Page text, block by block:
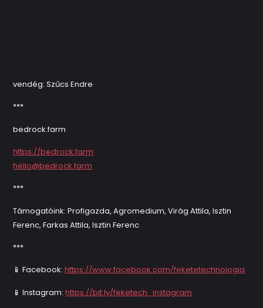
vendég: Szűcs Endre
***
bedrock.farm
https://bedrock.farm
hello@bedrock.farm
***
Támogatóink: Profigazda, Agromedium, Virág Attila, Isztin
Ferenc, Farkas Attila, Isztin Ferenc
***
📱 Facebook:https://www.facebook.com/feketetechnologia
📱 Instagram:https://bit.ly/feketech_instagram